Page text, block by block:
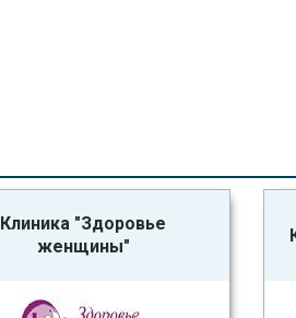
Клиника "Здоровье
женщины"